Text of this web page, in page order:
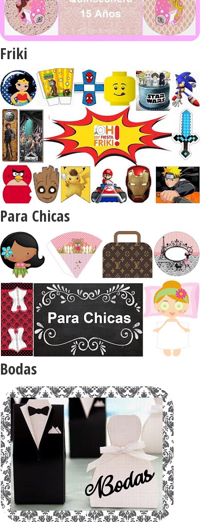
Friki
Para Chicas
Bodas